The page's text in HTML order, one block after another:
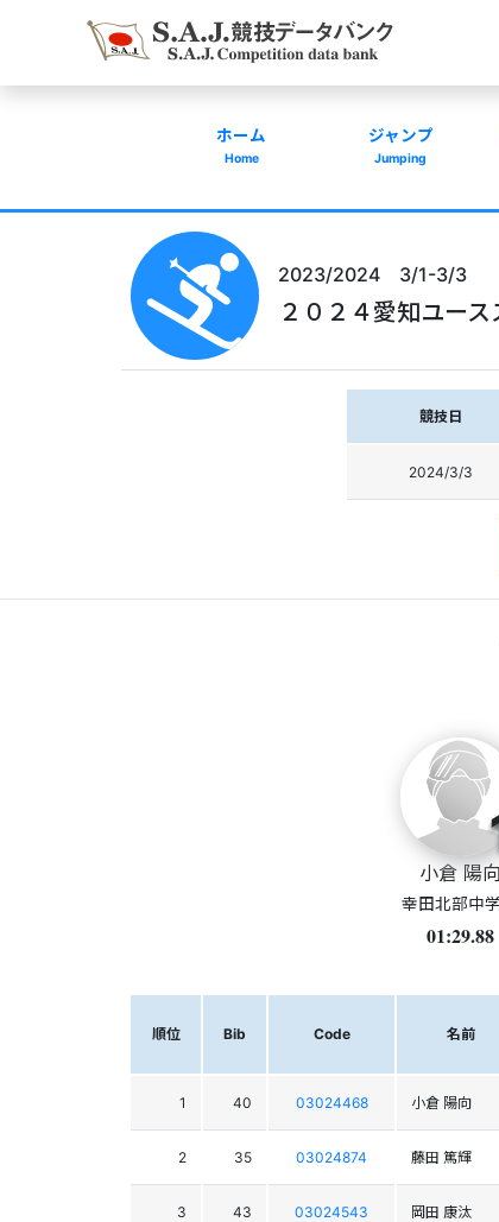
ホーム
Home
ジャンプ
Jumping
2023/2024 3/1-3/3
２０２４愛知ユー
競技日
2024/3/3
小倉 陽向
幸田北部中
01:29.88
順位 Bib Code 名前
1 40 03024468 小倉 陽向
2 35 03024874 藤田 篤輝
3 43 03024543 岡田 康汰